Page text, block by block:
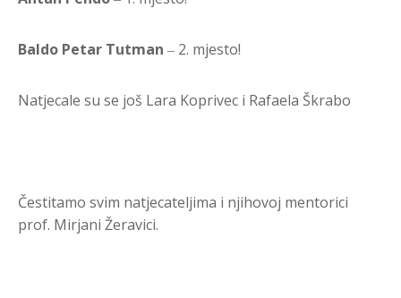
Baldo Petar Tutman ‒ 2. mjesto!
Natjecale su se još Lara Koprivec i Rafaela Škrabo
Čestitamo svim natjecateljima i njihovoj mentorici
prof. Mirjani Žeravici.